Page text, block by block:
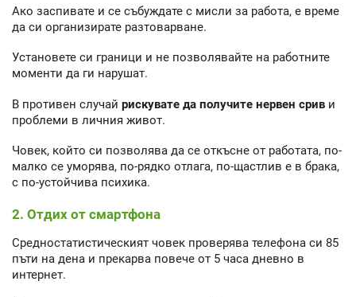
Ако заспивате и се събуждате с мисли за работа, е време
да си организирате разтоварване.
Установете си граници и не позволявайте на работните
моменти да ги нарушат.
В противен случай рискувате да получите нервен срив и
проблеми в личния живот.
Човек, който си позволява да се откъсне от работата, по-
малко се уморява, по-рядко отлага, по-щастлив е в брака,
с по-устойчива психика.
2. Отдих от смартфона
Средностатистическият човек проверява телефона си 85
пъти на дена и прекарва повече от 5 часа дневно в
интернет.